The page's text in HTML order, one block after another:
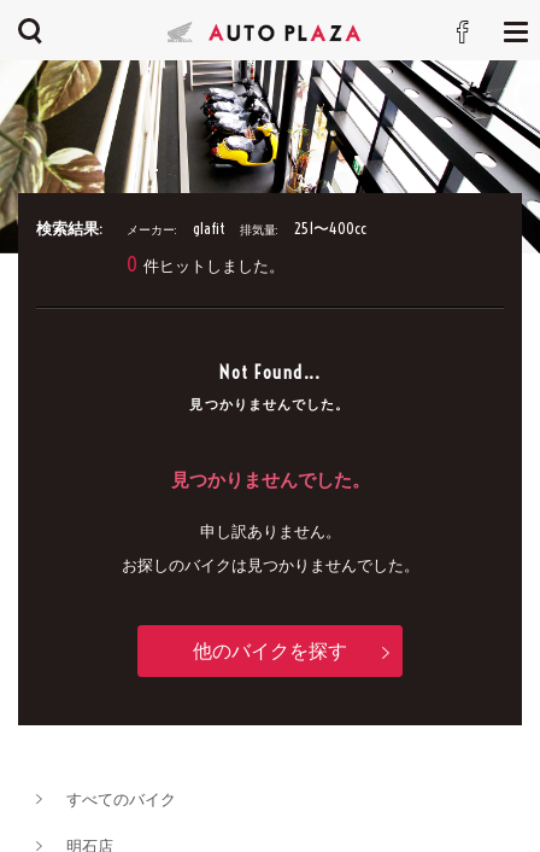
検索結果: メーカー: glafit 排気量: 251〜400cc
0 件ヒットしました。
Not Found...
見つかりませんでした。
見つかりませんでした。
申し訳ありません。
お探しのバイクは見つかりませんでした。
他のバイクを探す
すべてのバイク
明石店